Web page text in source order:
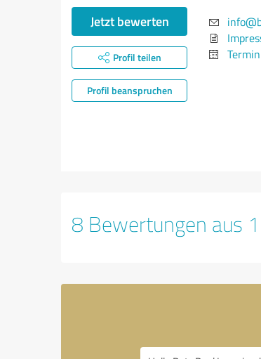
Jetzt bewerten
Profil teilen
Profil beanspruchen
8 Bewertungen aus